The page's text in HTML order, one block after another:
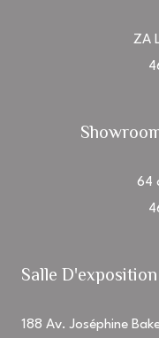
ZA
64
Salle
188 Av. Joséphine